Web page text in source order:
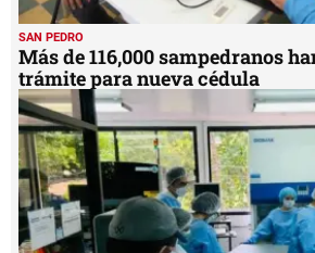
SAN PEDRO
Más de 116,000 sampedranos
trámite para nueva cédula